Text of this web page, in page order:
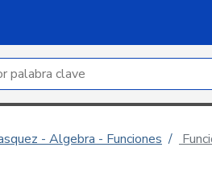
por palabra clave
- Algebra - Funciones